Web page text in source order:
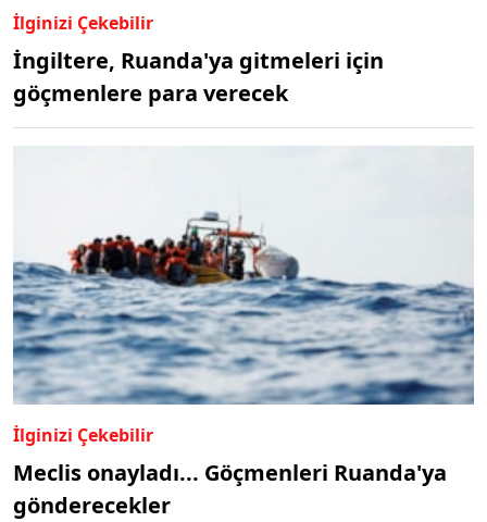
İlginizi Çekebilir
İngiltere, Ruanda'ya gitmeleri için
göçmenlere para verecek
İlginizi Çekebilir
Meclis onayladı... Göçmenleri Ruanda'ya
gönderecekler